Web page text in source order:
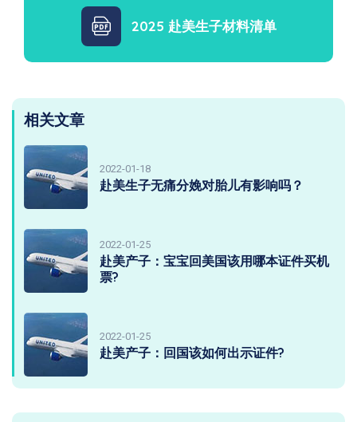
2025 赴美生子材料清单
相关文章
2022-01-18
赴美生子无痛分娩对胎儿有影响吗？
2022-01-25
赴美产子：宝宝回美国该用哪本证件买机
票?
2022-01-25
赴美产子：回国该如何出示证件?